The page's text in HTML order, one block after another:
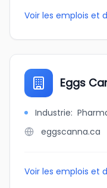
Voir les emplois et
Eggs
Industrie:
eggscanna.ca
Voir les emplois et